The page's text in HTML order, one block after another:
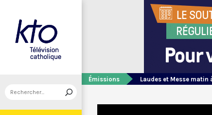
Émissions Laudes et Messe matin